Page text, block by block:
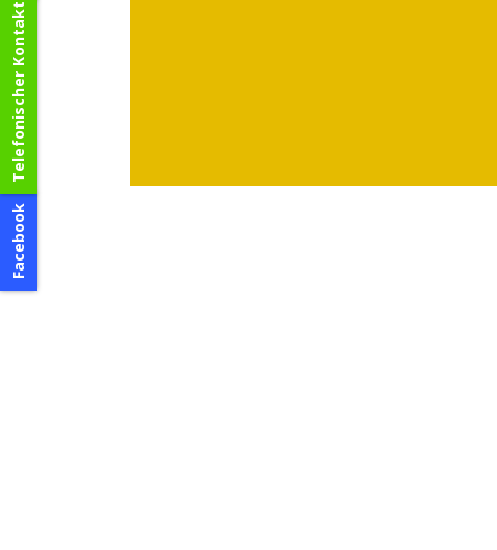
Facebook
Telefonischer Kontakt